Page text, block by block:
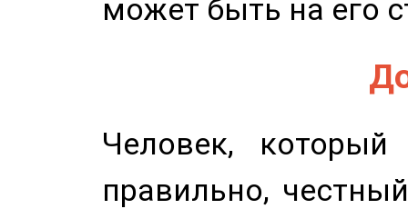
может быть на его
Человек,
правильно,